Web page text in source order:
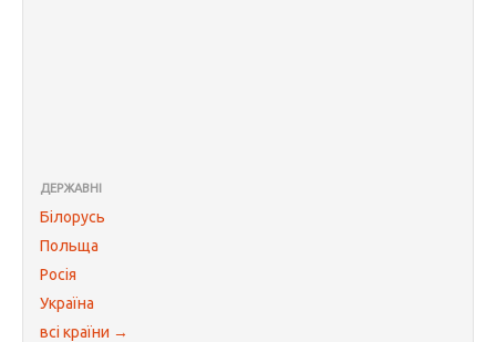
ДЕРЖАВНІ
Білорусь
Польща
Росія
Україна
всі країни →